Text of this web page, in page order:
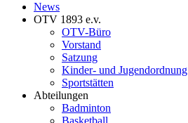
News
OTV 1893 e.v.
OTV-Büro
Vorstand
Satzung
Kinder- und Jugendordnung
Sportstätten
Abteilungen
Badminton
Basketball